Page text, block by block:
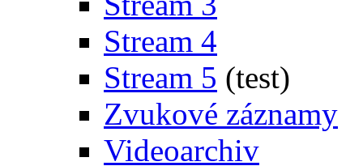
Stream 4
Stream 5 (test)
Zvukové záznamy
Videoarchiv